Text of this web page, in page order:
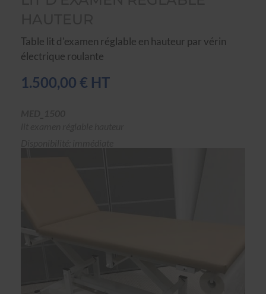
Table lit d'examen réglable en hauteur par vérin
électrique roulante
1.500,00 € HT